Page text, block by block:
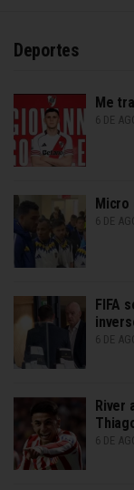
Deportes
Me
6 DE
Micro
6 DE
FIFA
6 DE
River
6 DE